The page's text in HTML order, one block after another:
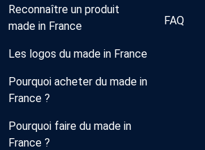
Reconnaître un produit
made in France
Les logos du made in France
Pourquoi acheter du made in
France ?
Pourquoi faire du made in
France ?
FAQ